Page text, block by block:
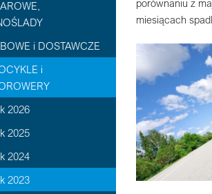
i DOSTAWCZE
i
2026
2025
2024
2023
porównaniu z
miesiącach